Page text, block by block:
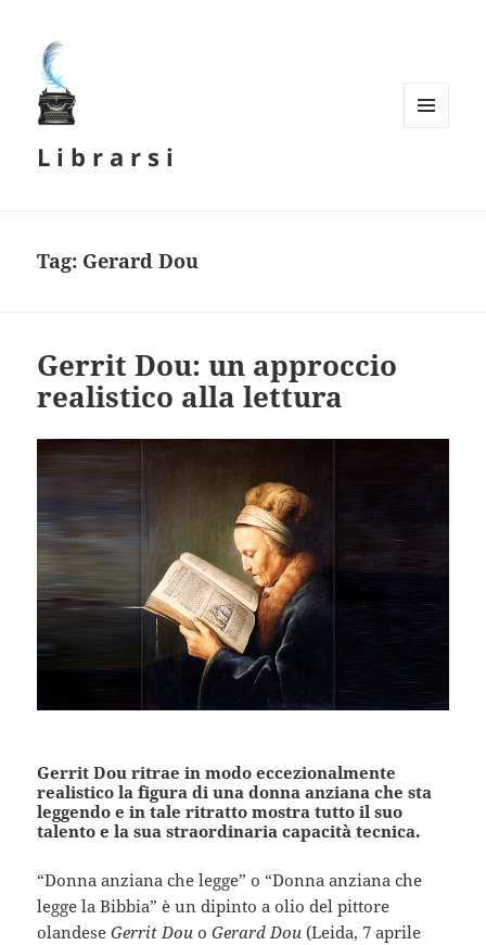
L i b r a r s i
Tag: Gerard Dou
Gerrit Dou: un approccio
realistico alla lettura
Gerrit Dou ritrae in modo eccezionalmente
realistico la figura di una donna anziana che sta
leggendo e in tale ritratto mostra tutto il suo
talento e la sua straordinaria capacità tecnica.
“Donna anziana che legge” o “Donna anziana che
legge la Bibbia” è un dipinto a olio del pittore
olandeseGerrit Dou oGerard Dou (Leida, 7 aprile